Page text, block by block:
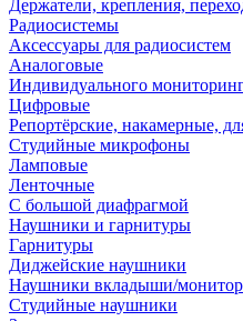
Держатели, крепления,
Радиосистемы
Аксессуары для радиосистем
Аналоговые
Индивидуального
Цифровые
Репортёрские, накамерные,
Студийные микрофоны
Ламповые
Ленточные
С большой диафрагмой
Наушники и гарнитуры
Гарнитуры
Диджейские наушники
Наушники вкладыши/
Студийные наушники